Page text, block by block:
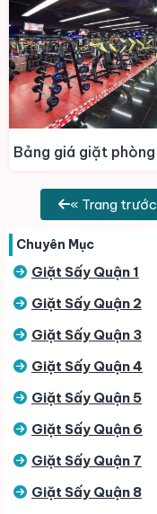
« Trang trước
Chuyên Mục
Giặt Sấy Quận 1
Giặt Sấy Quận 2
Giặt Sấy Quận 3
Giặt Sấy Quận 4
Giặt Sấy Quận 5
Giặt Sấy Quận 6
Giặt Sấy Quận 7
Giặt Sấy Quận 8